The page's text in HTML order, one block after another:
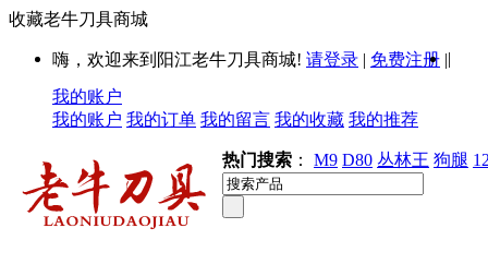
收藏老牛刀具商城
嗨，欢迎来到阳江老牛刀具商城! 请登录 | 免费注册 ||
我的账户
我的账户 我的订单 我的留言 我的收藏 我的推荐
热门搜索 ： M9 D80 丛林王 狗腿